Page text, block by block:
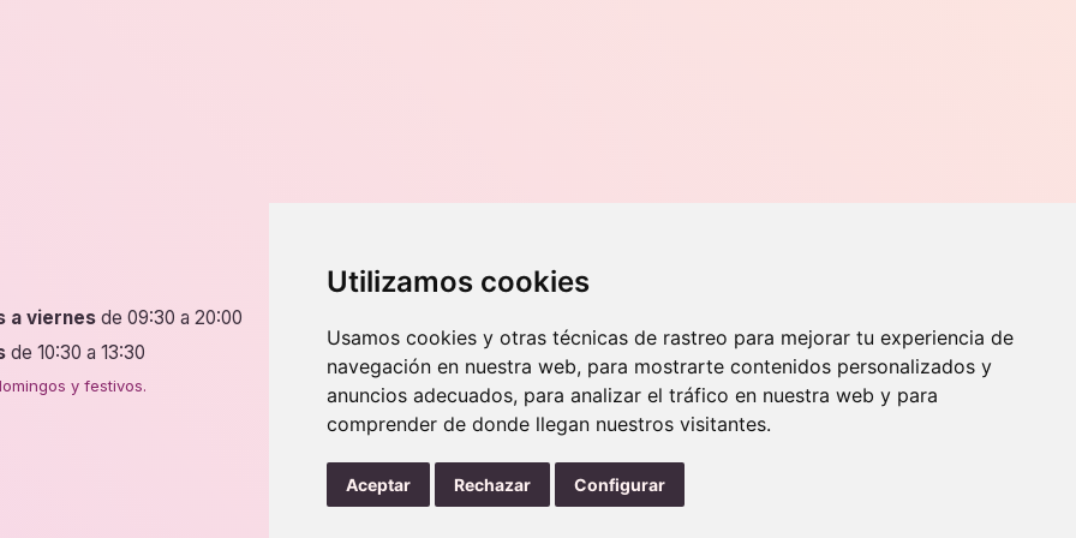
Utilizamos cookies
Usamos cookies y otras técnicas de rastreo para mejorar tu experiencia de
navegación en nuestra web, para mostrarte contenidos personalizados y
anuncios adecuados, para analizar el tráfico en nuestra web y para
comprender de donde llegan nuestros visitantes.
Aceptar Rechazar Configurar
producto
a viernes de 09:30 a 20:00
de 10:30 a 13:30
y festivos.
Dirección
50009 Zaragoza
4 tiendas en Zaragoza.
Whatsapp
Ley de cookies Nota legal Protección de datos